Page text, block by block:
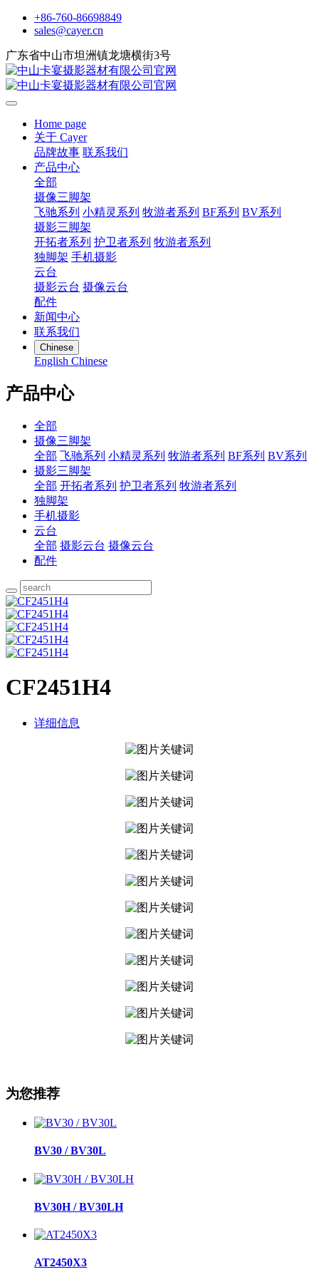
+86-760-86698849
sales@cayer.cn
广东省中山市坦洲镇龙塘横街3号
Home page
关于 Cayer
品牌故事 联系我们
产品中心
全部
摄像三脚架
飞驰系列 小精灵系列 牧游者系列 BF系列 BV系列
摄影三脚架
开拓者系列 护卫者系列 牧游者系列
独脚架 手机摄影
云台
摄影云台 摄像云台
配件
新闻中心
联系我们
Chinese
English Chinese
产品中心
全部
摄像三脚架
全部 飞驰系列 小精灵系列 牧游者系列 BF系列 BV系列
摄影三脚架
全部 开拓者系列 护卫者系列 牧游者系列
独脚架
手机摄影
云台
全部 摄影云台 摄像云台
配件
CF2451H4
详细信息
为您推荐
BV30 / BV30L
BV30H / BV30LH
AT2450X3